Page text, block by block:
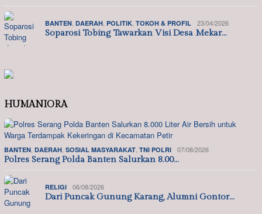
BANTEN DAERAH POLITIK TOKOH & PROFIL 23/04/2026
Soparosi Tobing Tawarkan Visi Desa Mekar…
HUMANIORA
BANTEN DAERAH SOSIAL MASYARAKAT TNI POLRI 07/08/2026
Polres Serang Polda Banten Salurkan 8.00…
RELIGI 06/08/2026
Dari Puncak Gunung Karang, Alumni Gontor…